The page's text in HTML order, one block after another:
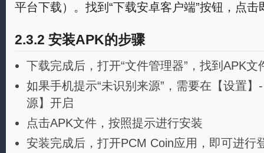
平台下载）。找到“下载安卓客户端”按钮，点
2.3.2 安装APK的步骤
下载完成后，打开“文件管理器”，找到APK文
如果手机提示“未识别来源”，需要在【设置
源】开启
点击APK文件，按照提示进行安装
安装完成后，打开PCM Coin应用，即可进行